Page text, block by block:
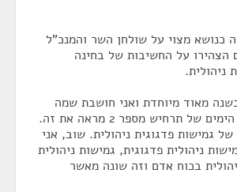
כנושא מצוי על שולחן השר והמנכ"ל
הצהירו על החשיבות של בחינה
ניהולית.
מאוד מיוחדת ואני חושבת שמה
שפורסם כרגע לגבי הימים של תרחיש מספר 2 מראה את זה.
גמישות פדגוגית ניהולית. שוב, אני
ניהולית פדגוגית, גמישות ניהולית
בכוח אדם וזה שונה מאשר